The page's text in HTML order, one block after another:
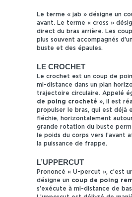
Le terme « jab » désigne un
avant. Le terme « cross »
direct du bras arrière. Les
plus souvent accompagnés
buste et des épaules.
LE CROCHET
Le crochet est un coup de
mi-distance dans un plan
trajectoire circulaire. Appelé
de poing crocheté », il est
propulser le bras, qui est déjà
fléchie, horizontalement
grande rotation du buste
le poids du corps vers l’avant
la puissance de frappe.
L’UPPERCUT
Prononcé « U-percut », c’est
désigne un coup de poing
s’exécute à mi-distance de